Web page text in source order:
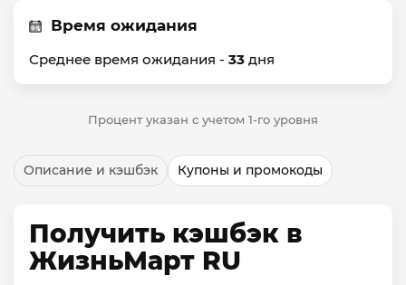
Время ожидания
Среднее время ожидания - 33 дня
Процент указан с учетом 1-го уровня
Описание и кэшбэк Купоны и промокоды
Получить кэшбэк в
ЖизньМарт RU